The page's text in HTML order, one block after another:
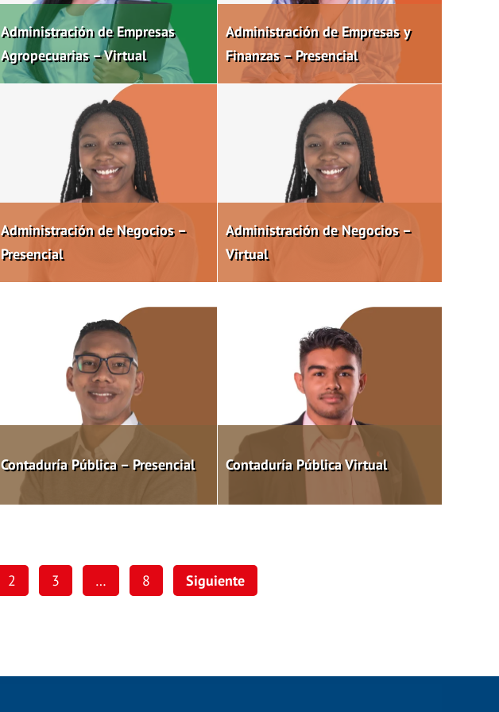
Administración de Empresas
Agropecuarias – Virtual
Administración de Empresas y
Finanzas – Presencial
Administración de Negocios –
Presencial
Administración de Negocios –
Virtual
Contaduría Pública – Presencial Contaduría Pública Virtual
2 3 … 8 Siguiente